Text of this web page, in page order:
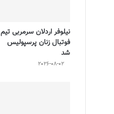
نیلوفر اردلان سرمربی تیم
فوتبال زنان پرسپولیس
شد
2026-08-02